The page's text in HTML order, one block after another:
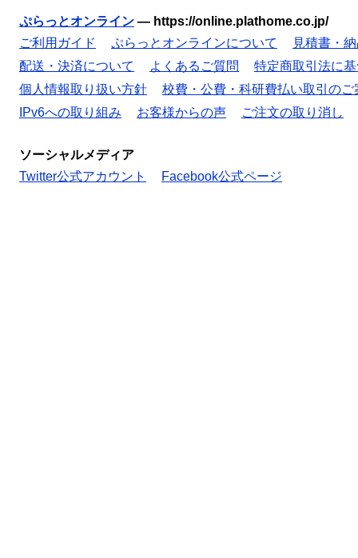
ぷらっとオンライン — https://online.plathome.co.jp/
ご利用ガイド
ぷらっとオンラインについて
見積書・
配送・決済について
よくあるご質問
特定商取引法に
個人情報取り扱い方針
校費・公費・科研費払い取引のご
IPv6への取り組み
お客様からの声 ご注文の取り消し
ソーシャルメディア
Twitter公式アカウント
Facebook公式ページ